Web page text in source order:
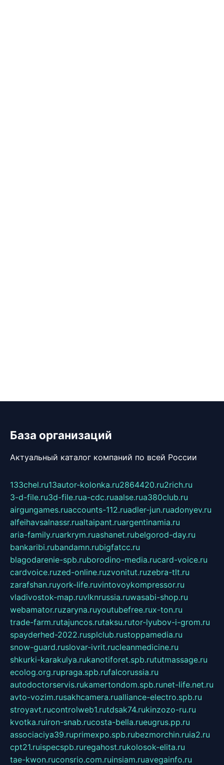
База организаций
Актуальный каталог компаний по всей России
133chel.ru13autor-kolonka.ru2864420.ru2rich.ru
3-d-file.ru3d-file.rua-cdc.ruaalse.rua380club.ru
airgungames.ruaccounts-112.ruadler-jun.ruadonyev.ru
alfeihavsalnassr.rualtaipant.ruargentinamia.ru
aria-family.ruarkrym.ruashanet.rubelgorod-day.ru
bankaribi.rubandamn.rubigfatcc.ru
blagodarenie-spb.ruborodino-media.rucard-voice.ru
cardvoice.ruzed-online.ruzvonitut.ruzebra-tlt.ru
zarafshan.ruyork-life.ruvintovoykompressor.ru
vladivostok-map.ruvlknrussia.ruwasabi-shop.ru
webamator.ruzaryna.ruyoutubefree.rux-ton.ru
trade-farm.rutajuncos.rutaksu.rutor-lyubov-i-grom.ru
spayderhed-2022.rusplclub.rustoppamedia.ru
snow-guard.ruslovar-ivrit.rucleanmedicine.ru
shkurki-karakulya.rukanotiforet.spb.rututmassage.ru
ecolog.org.rupraga.spb.rufalcorussia.ru
autodoctorservis.rukamertondom.spb.runet-life.net.ru
avto-vozim.rusakhcamera.rualliance-electro.spb.ru
stroyavt.rucontrolweb1.rutdsak74.rukinzozo-ru.ru
kvotka.ruiron-snab.rucosta-bella.rueugrus.pp.ru
associaciya39.ruprimexpo.spb.rubezmorchin.ruia2.ru
cpt21.ruispecspb.ruregahost.rukolosok-elita.ru
tae-kwon.ruconsrio.com.ruinsiam.ruavegainfo.ru